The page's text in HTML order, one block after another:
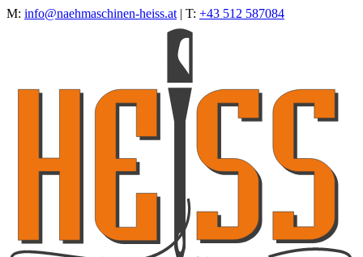
M: info@naehmaschinen-heiss.at | T: +43 512 587084